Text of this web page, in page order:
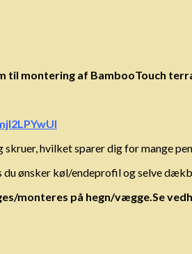
til montering af BambooTouch
hvilket sparer dig for mange
du ønsker køl/endeprofil og selve
monteres på hegn/vægge.Se